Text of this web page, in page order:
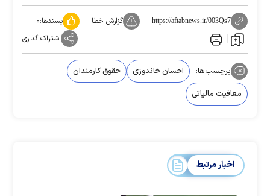
https://aftabnews.ir/003Qs7 گزارش خطا پسندها:۰
اشتراک گذاری
برچسب‌ها: احسان خاندوزی
حقوق کارمندان
معافیت مالیاتی
اخبار مرتبط